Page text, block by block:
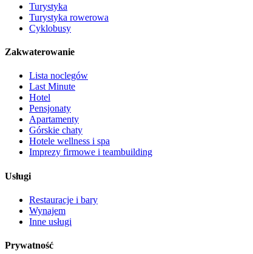
Turystyka
Turystyka rowerowa
Cyklobusy
Zakwaterowanie
Lista noclegów
Last Minute
Hotel
Pensjonaty
Apartamenty
Górskie chaty
Hotele wellness i spa
Imprezy firmowe i teambuilding
Usługi
Restauracje i bary
Wynajem
Inne usługi
Prywatność